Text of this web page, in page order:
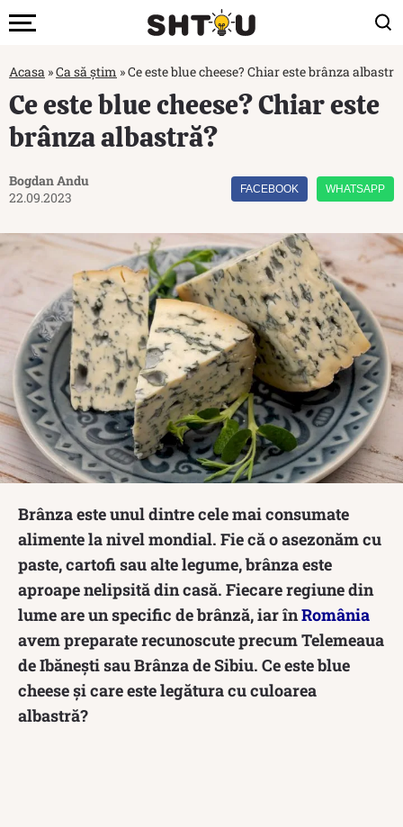
Acasa »Ca să știm »Ce este blue cheese? Chiar este brânza
Ce este blue cheese? Chiar este
brânza albastră?
Bogdan Andu
22.09.2023
FACEBOOK WHATSAPP
Brânza este unul dintre cele mai consumate
alimente la nivel mondial. Fie că o asezonăm cu
paste, cartofi sau alte legume, brânza este
aproape nelipsită din casă. Fiecare regiune din
lume are un specific de brânză, iar înRomânia
avem preparate recunoscute precum Telemeaua
de Ibănești sau Brânza de Sibiu. Ce este blue
cheese și care este legătura cu culoarea
albastră?